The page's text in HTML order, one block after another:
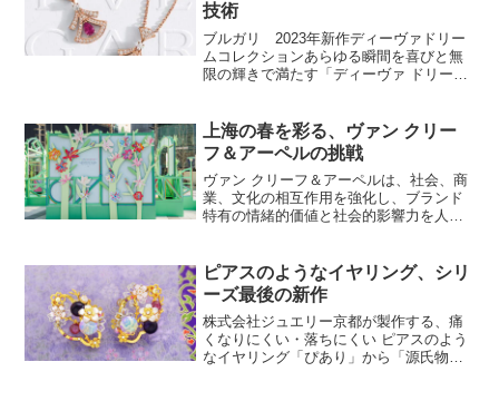
技術
ブルガリ 2023年新作ディーヴァドリー
ムコレクションあらゆる瞬間を喜びと無
限の輝きで満たす「ディーヴァ ドリー
出します。女性らしいデザインと繊細な
ジェムストーン使い、...
上海の春を彩る、ヴァン クリー
フ＆アーペルの挑戦
ヴァン クリーフ＆アーペルは、社会、商
業、文化の相互作用を強化し、ブランド
特有の情緒的価値と社会的影響力を人々
ァン クリーフ＆アーペル春意侬侬」が開
催された。暖冬だった...
ピアスのようなイヤリング、シリ
ーズ最後の新作
株式会社ジュエリー京都が製作する、痛
くなりにくい・落ちにくい ピアスのよう
なイヤリング「ぴあり」から「源氏物